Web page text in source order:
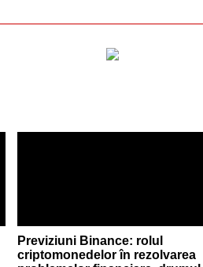
Previziuni Binance: rolul
criptomonedelor în rezolvarea